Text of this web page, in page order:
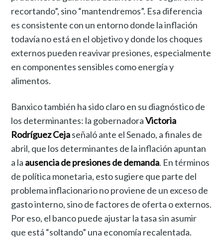
recortando”, sino “mantendremos”. Esa diferencia
es consistente con un entorno donde la inflación
todavía no está en el objetivo y donde los choques
externos pueden reavivar presiones, especialmente
en componentes sensibles como energía y
alimentos.
Banxico también ha sido claro en su diagnóstico de
los determinantes: la gobernadoraVictoria
Rodríguez Cejaseñaló ante el Senado, a finales de
abril, que los determinantes de la inflación apuntan
a la ausencia de presiones de demanda. En términos
de política monetaria, esto sugiere que parte del
problema inflacionario no proviene de un exceso de
gasto interno, sino de factores de oferta o externos.
Por eso, el banco puede ajustar la tasa sin asumir
que está “soltando” una economía recalentada.